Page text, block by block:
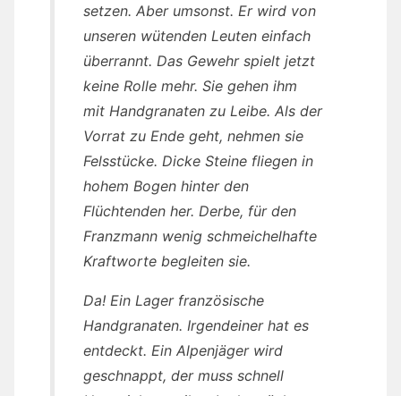
setzen. Aber umsonst. Er wird von
unseren wütenden Leuten einfach
überrannt. Das Gewehr spielt jetzt
keine Rolle mehr. Sie gehen ihm
mit Handgranaten zu Leibe. Als der
Vorrat zu Ende geht, nehmen sie
Felsstücke. Dicke Steine fliegen in
hohem Bogen hinter den
Flüchtenden her. Derbe, für den
Franzmann wenig schmeichelhafte
Kraftworte begleiten sie.
Da! Ein Lager französische
Handgranaten. Irgendeiner hat es
entdeckt. Ein Alpenjäger wird
geschnappt, der muss schnell